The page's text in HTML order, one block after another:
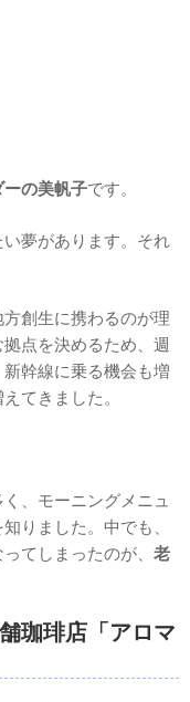
の美帆子です。
夢があります。それ
創生に携わるのが理
点を決めるため、週
幹線に乗る機会も増
てきました。
、モーニングメニュ
りました。中でも、
てしまったのが、 老
珈琲店「アロマ